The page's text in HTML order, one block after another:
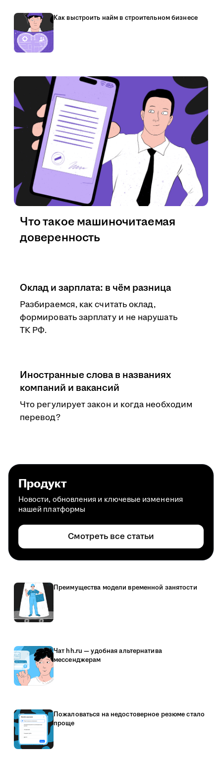
Как выстроить найм в строительном бизнесе
Оклад и зарплата: в чём разница
Разбираемся, как считать оклад,
формировать зарплату и не нарушать
ТК РФ.
Иностранные слова в названиях
компаний и вакансий
Что регулирует закон и когда необходим
перевод?
Что такое машиночитаемая
доверенность
Продукт
Новости, обновления и ключевые изменения
нашей платформы
Смотреть все статьи
Преимущества модели временной занятости
Чат hh.ru — удобная альтернатива
мессенджерам
Пожаловаться на недостоверное резюме стало
проще